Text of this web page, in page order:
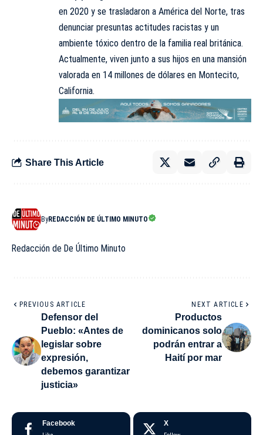
en 2020 y se trasladaron a América del Norte, tras
denunciar presuntas actitudes racistas y un
ambiente tóxico dentro de la familia real británica.
Actualmente, viven junto a sus hijos en una mansión
valorada en 14 millones de dólares en Montecito,
California.
Share This Article
ByREDACCIÓN DE ÚLTIMO MINUTO
Redacción de De Último Minuto
PREVIOUS ARTICLE
Defensor del
Pueblo: «Antes de
legislar sobre
expresión,
debemos garantizar
justicia»
NEXT ARTICLE
Productos
dominicanos solo
podrán entrar a
Haití por mar
Facebook X